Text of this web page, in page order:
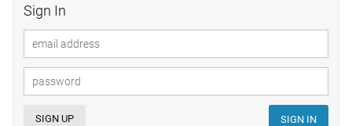
Sign In
SIGN UP SIGN IN